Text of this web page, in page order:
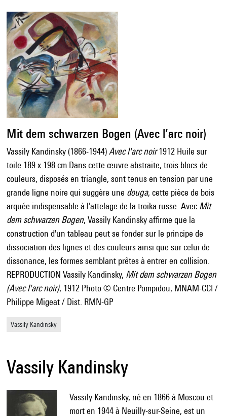
Mit dem schwarzen Bogen (Avec l’arc noir)
Vassily Kandinsky (1866-1944) Avec l'arc noir1912 Huile sur
toile 189 x 198 cm Dans cette œuvre abstraite, trois blocs de
couleurs, disposés en triangle, sont tenus en tension par une
grande ligne noire qui suggère une douga, cette pièce de bois
arquée indispensable à l'attelage de la troïka russe. Avec Mit
dem schwarzen Bogen, Vassily Kandinsky affirme que la
construction d'un tableau peut se fonder sur le principe de
dissociation des lignes et des couleurs ainsi que sur celui de
dissonance, les formes semblant prêtes à entrer en collision.
REPRODUCTION Vassily Kandinsky, Mit dem schwarzen Bogen
(Avec l'arc noir), 1912 Photo © Centre Pompidou, MNAM-CCI /
Philippe Migeat / Dist. RMN-GP
Vassily Kandinsky
Vassily Kandinsky
Vassily Kandinsky, né en 1866 à Moscou et
mort en 1944 à Neuilly-sur-Seine, est un